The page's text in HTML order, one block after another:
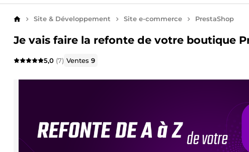
AccueilSite & Développement Site e-commerce PrestaShop
Je vais faire la refonte de votre boutique
5,0 (7) Ventes9